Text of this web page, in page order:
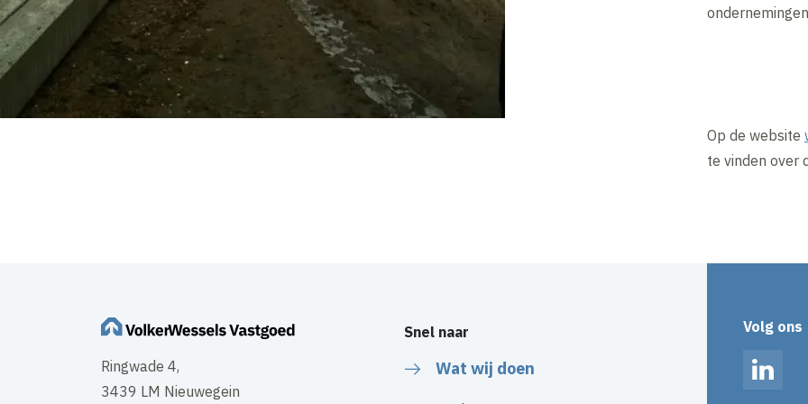
Op de website
te vinden over
Ringwade 4,
3439 LM Nieuwegein
Snel naar
Wat wij doen
Volg ons